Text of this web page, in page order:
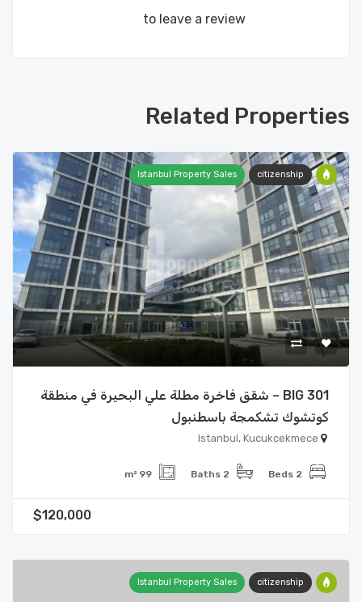
to leave a review
Related Properties
citizenship
Istanbul Property Sales
BIG 301 – شقق فاخرة مطلة علي البحيرة في منطقة
كوتشوك تشكمجة باسطنبول
2 Beds
2 Baths
99 m²
$120,000
citizenship
Istanbul Property Sales